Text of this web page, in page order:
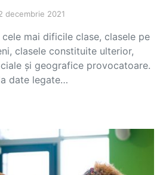
decembrie 2021
mai dificile clase, clasele pe
clasele constituite ulterior,
și geografice provocatoare.
date legate…